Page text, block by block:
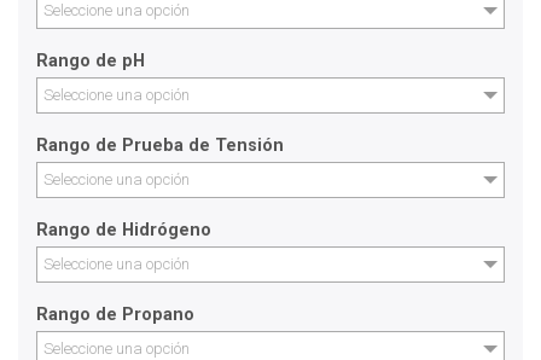
Seleccione una opción
Rango de pH
Seleccione una opción
Rango de Prueba de Tensión
Seleccione una opción
Rango de Hidrógeno
Seleccione una opción
Rango de Propano
Seleccione una opción